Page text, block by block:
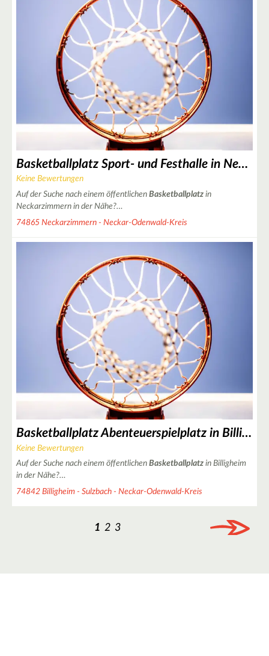
Basketballplatz Sport- und Festhalle in Neckarzimmern
Keine Bewertungen
Auf der Suche nach einem öffentlichen Basketballplatz in
Neckarzimmern in der Nähe?…
74865 Neckarzimmern - Neckar-Odenwald-Kreis
Basketballplatz Abenteuerspielplatz in Billigheim
Keine Bewertungen
Auf der Suche nach einem öffentlichen Basketballplatz in Billigheim
in der Nähe?…
74842 Billigheim - Sulzbach - Neckar-Odenwald-Kreis
1 2 3
3